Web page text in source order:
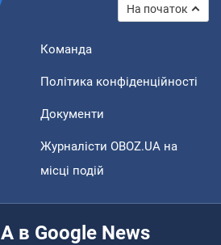
На початок
Команда
Політика конфіденційності
Документи
Журналісти OBOZ.UA на
місці подій
в Google News